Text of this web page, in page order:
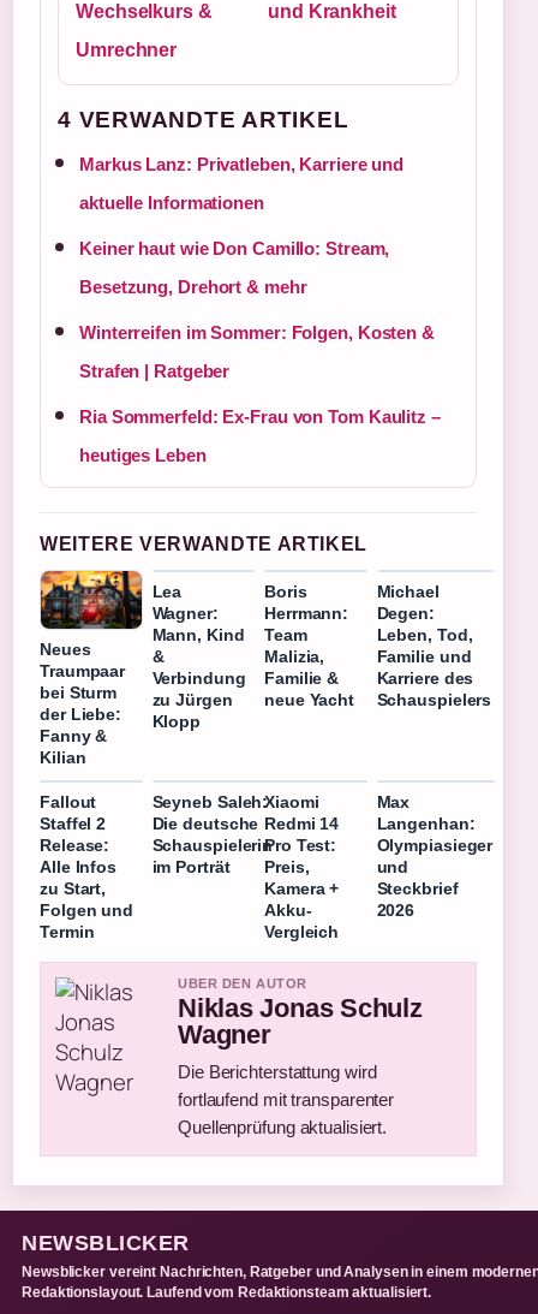
Wechselkurs &
Umrechner
und Krankheit
4 VERWANDTE ARTIKEL
Markus Lanz: Privatleben, Karriere und
aktuelle Informationen
Keiner haut wie Don Camillo: Stream,
Besetzung, Drehort & mehr
Winterreifen im Sommer: Folgen, Kosten &
Strafen | Ratgeber
Ria Sommerfeld: Ex-Frau von Tom Kaulitz –
heutiges Leben
WEITERE VERWANDTE ARTIKEL
Neues
Traumpaar
bei Sturm
der Liebe:
Fanny &
Kilian
Lea
Wagner:
Mann, Kind
&
Verbindung
zu Jürgen
Klopp
Boris
Herrmann:
Team
Malizia,
Familie &
neue Yacht
Michael
Degen:
Leben, Tod,
Familie und
Karriere des
Schauspielers
Fallout
Staffel 2
Release:
Alle Infos
zu Start,
Folgen und
Termin
Seyneb Saleh:
Die deutsche
Schauspielerin
im Porträt
Xiaomi
Redmi 14
Pro Test:
Preis,
Kamera +
Akku-
Vergleich
Max
Langenhan:
Olympiasieger
und
Steckbrief
2026
UBER DEN AUTOR
Niklas Jonas Schulz
Wagner
Die Berichterstattung wird
fortlaufend mit transparenter
Quellenprüfung aktualisiert.
NEWSBLICKER
Newsblicker vereint Nachrichten, Ratgeber und Analysen in einem
Redaktionslayout. Laufend vom Redaktionsteam aktualisiert.